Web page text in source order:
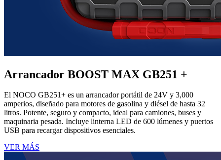
Arrancador BOOST MAX GB251 +
El NOCO GB251+ es un arrancador portátil de 24V y 3,000
amperios, diseñado para motores de gasolina y diésel de hasta 32
litros. Potente, seguro y compacto, ideal para camiones, buses y
maquinaria pesada. Incluye linterna LED de 600 lúmenes y puertos
USB para recargar dispositivos esenciales.
VER MÁS